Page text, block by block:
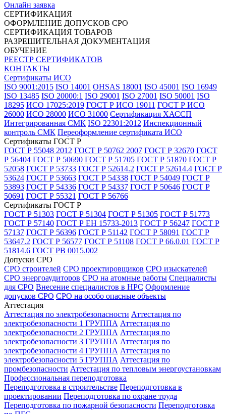
Онлайн заявка
СЕРТИФИКАЦИЯ
ОФОРМЛЕНИЕ ДОПУСКОВ СРО
СЕРТИФИКАЦИЯ ТОВАРОВ
РАЗРЕШИТЕЛЬНАЯ ДОКУМЕНТАЦИЯ
ОБУЧЕНИЕ
РЕЕСТР СЕРТИФИКАТОВ
КОНТАКТЫ
Сертификаты ИСО
ISO 9001:2015 ISO 14001 OHSAS 18001 ISO 45001 ISO 16949
ISO 13485 ISO 20000:1 ISO 29001 ISO 27001 ISO 50001 ISO
18295 ИСО 17025:2019 ГОСТ Р ИСО 19011 ГОСТ Р ИСО
26000 ИСО 28000 ИСО 31000 Сертификация ХАССП
Интегрированная СМК ISO 22301:2012 Инспекционный
контроль СМК Переоформление сертификата ИСО
Сертификаты ГОСТ Р
ГОСТ Р 55048 2012 ГОСТ Р 50762 2007 ГОСТ Р 32670 ГОСТ
Р 56404 ГОСТ Р 50690 ГОСТ Р 51705 ГОСТ Р 51870 ГОСТ Р
52058 ГОСТ Р 53733 ГОСТ Р 52614.2 ГОСТ Р 52614.4 ГОСТ Р
53624 ГОСТ Р 53663 ГОСТ Р 54338 ГОСТ Р 54049 ГОСТ Р
53893 ГОСТ Р 54336 ГОСТ Р 54337 ГОСТ Р 50646 ГОСТ Р
50691 ГОСТ Р 55321 ГОСТ Р 56766
Сертификаты ГОСТ Р
ГОСТ Р 51303 ГОСТ Р 51304 ГОСТ Р 51305 ГОСТ Р 51773
ГОСТ Р 57140 ГОСТ Р ЕН 15733-2013 ГОСТ Р 56247 ГОСТ Р
57137 ГОСТ Р 56396 ГОСТ Р 51142 ГОСТ Р 58091 ГОСТ Р
53647.2 ГОСТ Р 56577 ГОСТ Р 51108 ГОСТ Р 66.0.01 ГОСТ Р
51814.6 ГОСТ РВ 0015.002
Допуски СРО
СРО строителей СРО проектировщиков СРО изыскателей
СРО энергоаудиторов СРО на атомные работы Специалисты
для СРО Внесение специалистов в НРС Оформление
допусков СРО СРО на особо опасные объекты
Аттестация
Аттестация по электробезопасности Аттестация по
электробезопасности 1 ГРУППА Аттестация по
электробезопасности 2 ГРУППА Аттестация по
электробезопасности 3 ГРУППА Аттестация по
электробезопасности 4 ГРУППА Аттестация по
электробезопасности 5 ГРУППА Аттестация по
промбезопасности Аттестация по тепловым энергоустановкам
Профессиональная переподготовка
Переподготовка в строительстве Переподготовка в
проектировании Переподготовка по охране труда
Переподготовка по пожарной безопасности Переподготовка